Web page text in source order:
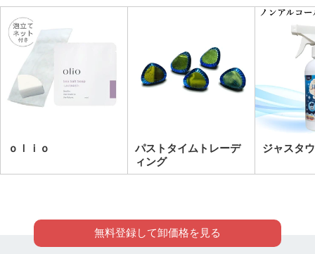
ｏｌｉｏ
パストタイムトレーデ
ィング
ジャスタ
無料登録して卸価格を見る